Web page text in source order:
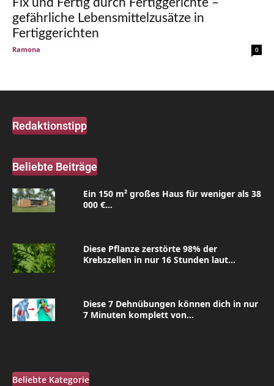
Fix und Fertig durch Fertiggerichte –
gefährliche Lebensmittelzusätze in
Fertiggerichten
Ramona - 0
Redaktionstipp
Beliebte Beiträge
Ein 150 m² großes Haus für weniger als 38
000 €...
Diese Pflanze zerstörte 98% der
Krebszellen in nur 16 Stunden laut...
Diese 7 Dehnübungen können dich in nur
7 Minuten komplett von...
Beliebte Kategorie